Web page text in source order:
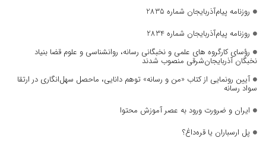
روزنامه پیام‌آذربایجان شماره 2835
روزنامه پیام‌آذربایجان شماره 2834
رؤسای کارگروه های علمی و نخبگانی رسانه، روانشناسی و علوم قضا بنیاد
نخبگان آذربایجان‌شرقی منصوب شدند
آیین رونمایی از کتاب «من و رسانه» توهم دانایی، ماحصل سهل‌انگاری در ارتقا
سواد رسانه
ایران و ضرورت ورود به عصر آموزش محتوا
پل ارسباران یا قره‌داغ؟